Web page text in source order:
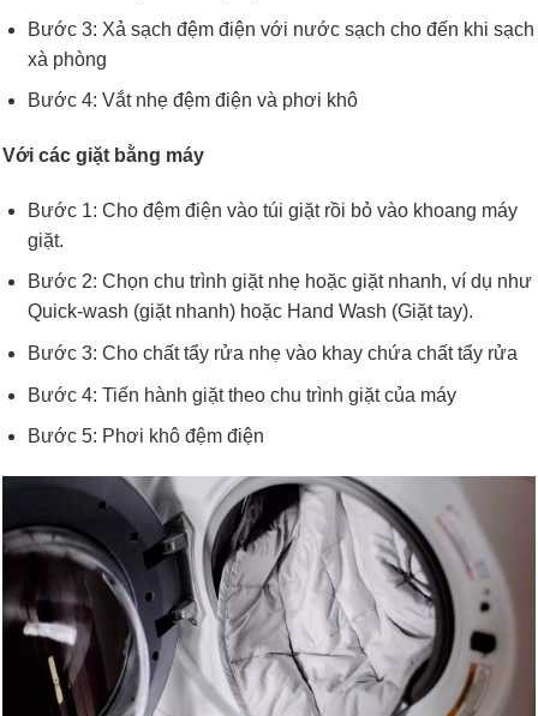
Bước 3: Xả sạch đệm điện với nước sạch cho đến khi sạch
xà phòng
Bước 4: Vắt nhẹ đệm điện và phơi khô
Với các giặt bằng máy
Bước 1: Cho đệm điện vào túi giặt rồi bỏ vào khoang máy
giặt.
Bước 2: Chọn chu trình giặt nhẹ hoặc giặt nhanh, ví dụ như
Quick-wash (giặt nhanh) hoặc Hand Wash (Giặt tay).
Bước 3: Cho chất tẩy rửa nhẹ vào khay chứa chất tẩy rửa
Bước 4: Tiến hành giặt theo chu trình giặt của máy
Bước 5: Phơi khô đệm điện